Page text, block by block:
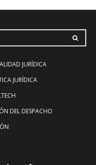
JURÍDICA
JURÍDICA
DEL DESPACHO